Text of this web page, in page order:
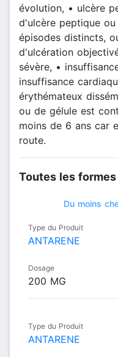
évolution, • ulcère
d'ulcère peptique
épisodes distincts,
d'ulcération
sévère, •
insuffisance
érythémateux
ou de gélule est
moins de 6 ans car
route.
Toutes les formes
Du moins
Type du Produit
ANTARENE
Dosage
200 MG
Type du Produit
ANTARENE